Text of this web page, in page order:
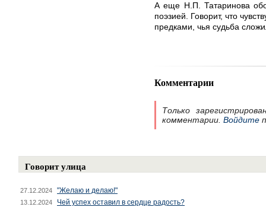
А еще Н.П. Татаринова
поэзией. Говорит, что
предками, чья судьба
Комментарии
Только
комментарии. Войдите
Говорит улица
27.12.2024 "Желаю и делаю!"
13.12.2024 Чей успех оставил в сердце радость?